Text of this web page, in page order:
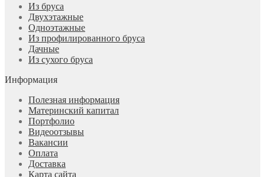
Из бруса
Двухэтажные
Одноэтажные
Из профилированного бруса
Дачные
Из сухого бруса
Информация
Полезная информация
Материнский капитал
Портфолио
Видеоотзывы
Вакансии
Оплата
Доставка
Карта сайта